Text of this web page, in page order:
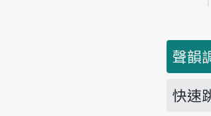
聲韻
快速